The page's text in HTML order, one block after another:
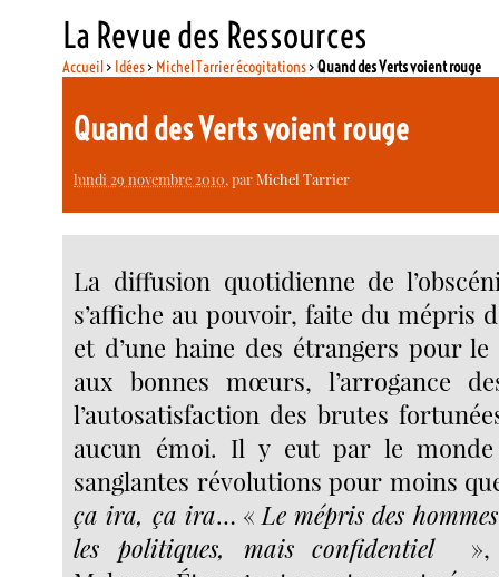
La Revue des Ressources
Accueil> Idées> Michel Tarrier écogitations>Quand des Verts voient rouge
Quand des Verts voient rouge
lundi 29 novembre 2010, parMichel Tarrier
La diffusion quotidienne de
s’affiche au pouvoir, faite du mépris
et d’une haine des étrangers pour
aux bonnes mœurs, l’arrogance
l’autosatisfaction des brutes
aucun émoi. Il y eut par le
sanglantes révolutions pour moins
ça ira, ça ira… « Le mépris des
les politiques, mais confidentiel